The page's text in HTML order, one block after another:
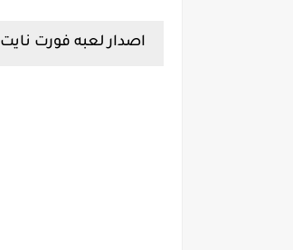
اصدار لعبه فورت نايت Fortnite بصوره رسميه على متجر جوجل بلاي